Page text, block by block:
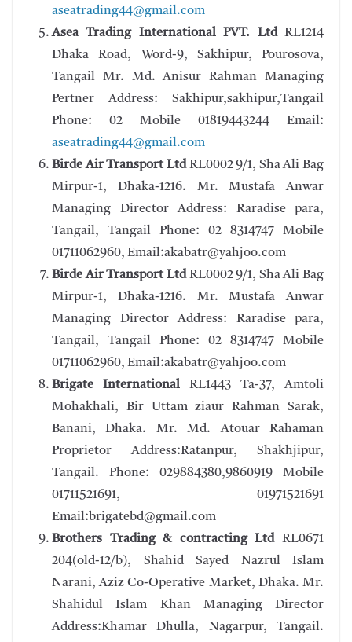
aseatrading44@gmail.com
Asea Trading International PVT. LtdRL1214
Dhaka Road, Word-9, Sakhipur, Pourosova,
Tangail Mr. Md. Anisur Rahman Managing
Pertner Address: Sakhipur,sakhipur,Tangail
Phone: 02 Mobile 01819443244 Email:
aseatrading44@gmail.com
Birde Air Transport LtdRL0002 9/1, Sha Ali Bag
Mirpur-1, Dhaka-1216. Mr. Mustafa Anwar
Managing Director Address: Raradise para,
Tangail, Tangail Phone: 02 8314747 Mobile
01711062960, Email:akabatr@yahjoo.com
Birde Air Transport LtdRL0002 9/1, Sha Ali Bag
Mirpur-1, Dhaka-1216. Mr. Mustafa Anwar
Managing Director Address: Raradise para,
Tangail, Tangail Phone: 02 8314747 Mobile
01711062960, Email:akabatr@yahjoo.com
Brigate International RL1443 Ta-37, Amtoli
Mohakhali, Bir Uttam ziaur Rahman Sarak,
Banani, Dhaka. Mr. Md. Atouar Rahaman
Proprietor Address:Ratanpur, Shakhjipur,
Tangail. Phone: 029884380,9860919 Mobile
01711521691, 01971521691
Email:brigatebd@gmail.com
Brothers Trading & contracting LtdRL0671
204(old-12/b), Shahid Sayed Nazrul Islam
Narani, Aziz Co-Operative Market, Dhaka. Mr.
Shahidul Islam Khan Managing Director
Address:Khamar Dhulla, Nagarpur, Tangail.